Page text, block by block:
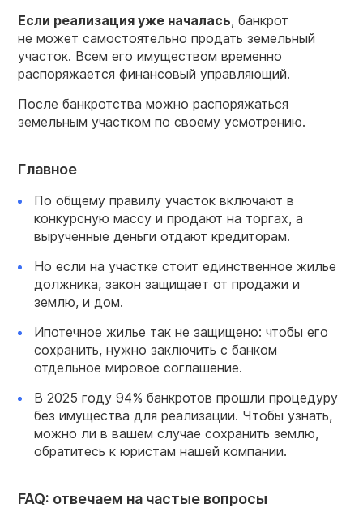
Если реализация уже началась, банкрот
не может самостоятельно продать земельный
участок. Всем его имуществом временно
распоряжается финансовый управляющий.
После банкротства можно распоряжаться
земельным участком по своему усмотрению.
Главное
По общему правилу участок включают в
конкурсную массу и продают на торгах, а
вырученные деньги отдают кредиторам.
Но если на участке стоит единственное жилье
должника, закон защищает от продажи и
землю, и дом.
Ипотечное жилье так не защищено: чтобы его
сохранить, нужно заключить с банком
отдельное мировое соглашение.
В 2025 году 94% банкротов прошли процедуру
без имущества для реализации. Чтобы узнать,
можно ли в вашем случае сохранить землю,
обратитесь к юристам нашей компании.
FAQ: отвечаем на частые вопросы